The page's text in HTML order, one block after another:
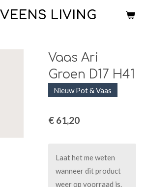
VEENS LIVING
Vaas Ari
Groen D17 H41
Nieuw Pot & Vaas
€ 61,20
Laat het me weten
wanneer dit product
weer op voorraad is.